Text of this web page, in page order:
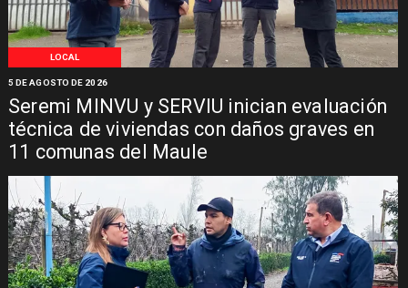
LOCAL
Seremi MINVU y SERVIU inician evaluación
técnica de viviendas con daños graves en
11 comunas del Maule
5 DE AGOSTO DE 2026